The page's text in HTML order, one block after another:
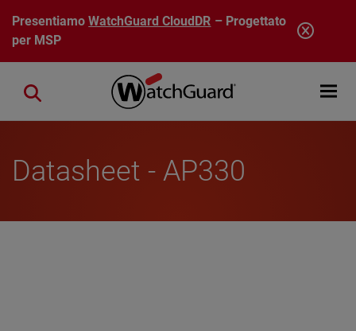
Salta al contenuto principale
PresentiamoWatchGuard CloudDR – Progettato
per MSP
Open
Close search
Datasheet - AP330